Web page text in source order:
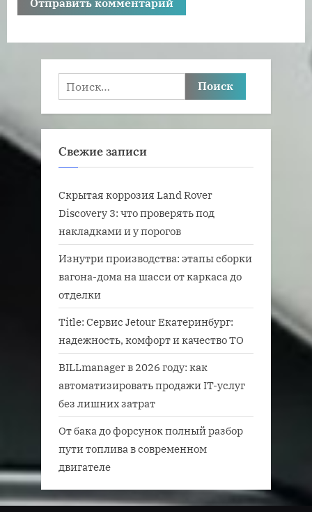
Найти:
Свежие записи
Скрытая коррозия Land Rover
Discovery 3: что проверять под
накладками и у порогов
Изнутри производства: этапы сборки
вагона-дома на шасси от каркаса до
отделки
Title: Сервис Jetour Екатеринбург:
надежность, комфорт и качество ТО
BILLmanager в 2026 году: как
автоматизировать продажи IT-услуг
без лишних затрат
От бака до форсунок полный разбор
пути топлива в современном
двигателе